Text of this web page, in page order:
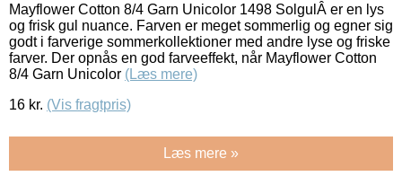
Mayflower Cotton 8/4 Garn Unicolor 1498 SolgulÂ er en lys
og frisk gul nuance. Farven er meget sommerlig og egner sig
godt i farverige sommerkollektioner med andre lyse og friske
farver. Der opnås en god farveeffekt, når Mayflower Cotton
8/4 Garn Unicolor (Læs mere)
16 kr. (Vis fragtpris)
Læs mere »